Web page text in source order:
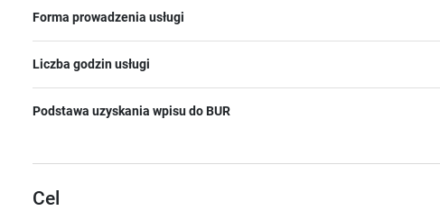
Forma prowadzenia usługi
Liczba godzin usługi
Podstawa uzyskania wpisu do BUR
Cel